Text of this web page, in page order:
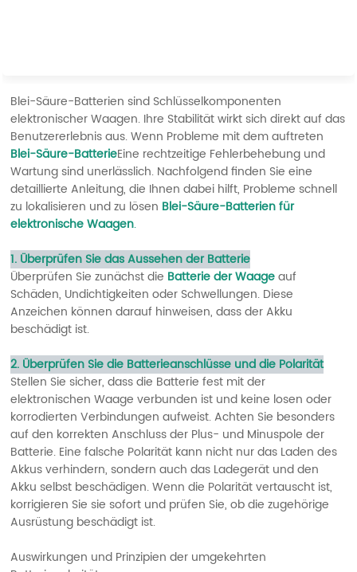
Blei-Säure-Batterien sind Schlüsselkomponenten
elektronischer Waagen. Ihre Stabilität wirkt sich direkt auf das
Benutzererlebnis aus. Wenn Probleme mit dem auftreten
Blei-Säure-BatterieEine rechtzeitige Fehlerbehebung und
Wartung sind unerlässlich. Nachfolgend finden Sie eine
detaillierte Anleitung, die Ihnen dabei hilft, Probleme schnell
zu lokalisieren und zu lösen Blei-Säure-Batterien für
elektronische Waagen.
1. Überprüfen Sie das Aussehen der Batterie
Überprüfen Sie zunächst die Batterie der Waageauf
Schäden, Undichtigkeiten oder Schwellungen. Diese
Anzeichen können darauf hinweisen, dass der Akku
beschädigt ist.
2. Überprüfen Sie die Batterieanschlüsse und die Polarität
Stellen Sie sicher, dass die Batterie fest mit der
elektronischen Waage verbunden ist und keine losen oder
korrodierten Verbindungen aufweist. Achten Sie besonders
auf den korrekten Anschluss der Plus- und Minuspole der
Batterie. Eine falsche Polarität kann nicht nur das Laden des
Akkus verhindern, sondern auch das Ladegerät und den
Akku selbst beschädigen. Wenn die Polarität vertauscht ist,
korrigieren Sie sie sofort und prüfen Sie, ob die zugehörige
Ausrüstung beschädigt ist.
Auswirkungen und Prinzipien der umgekehrten